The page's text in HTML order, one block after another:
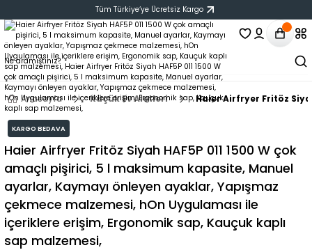
Tüm Türkiye‘ye Ücretsiz Kargo
Anasayfa Küçük Ev Aletleri Haier Airfryer Fritöz
KARGO BEDAVA
Haier Airfryer Fritöz Siyah HAF5P 011 1500 W çok
amaçlı pişirici, 5 l maksimum kapasite, Manuel
ayarlar, Kaymayı önleyen ayaklar, Yapışmaz
çekmece malzemesi, hOn Uygulaması ile
içeriklere erişim, Ergonomik sap, Kauçuk kaplı
sap malzemesi,